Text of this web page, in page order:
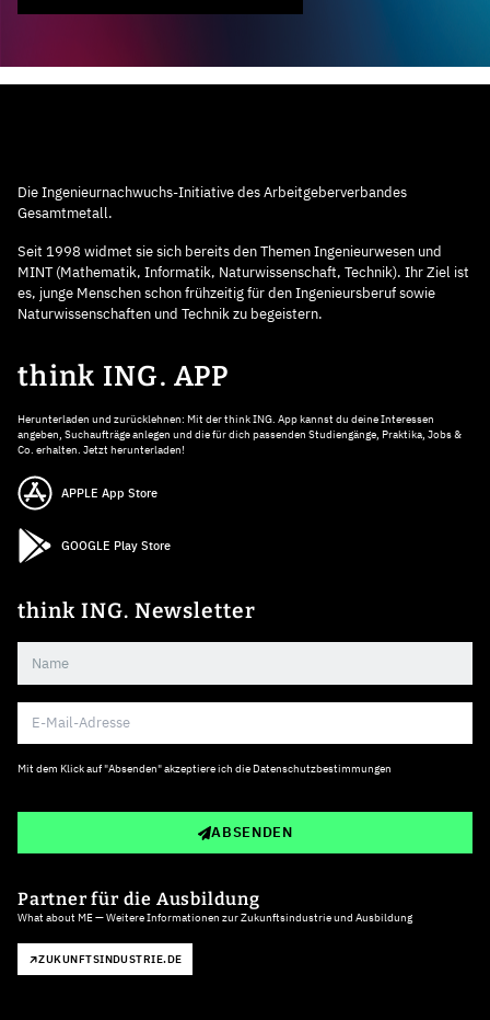
Die Ingenieurnachwuchs-Initiative des Arbeitgeberverbandes
Gesamtmetall.
Seit 1998 widmet sie sich bereits den Themen Ingenieurwesen und
MINT (Mathematik, Informatik, Naturwissenschaft, Technik). Ihr Ziel ist
es, junge Menschen schon frühzeitig für den Ingenieursberuf sowie
Naturwissenschaften und Technik zu begeistern.
think ING. APP
Herunterladen und zurücklehnen: Mit der think ING. App kannst du deine Interessen
angeben, Suchaufträge anlegen und die für dich passenden Studiengänge, Praktika, Jobs &
Co. erhalten. Jetzt herunterladen!
APPLE App Store
GOOGLE Play Store
think ING. Newsletter
Mit dem Klick auf "Absenden" akzeptiere ich die Datenschutzbestimmungen
ABSENDEN
Partner für die Ausbildung
What about ME — Weitere Informationen zur Zukunftsindustrie und Ausbildung
ZUKUNFTSINDUSTRIE.DE